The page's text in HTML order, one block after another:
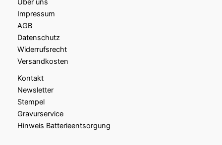
Über uns
Impressum
AGB
Datenschutz
Widerrufsrecht
Versandkosten
Kontakt
Newsletter
Stempel
Gravurservice
Hinweis Batterieentsorgung